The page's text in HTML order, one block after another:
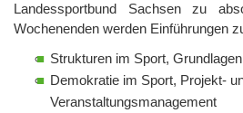
Landessportbund Sachsen zu
Wochenenden werden Einführungen
Strukturen im Sport,
Demokratie im Sport, Projekt-
Veranstaltungsmanagement